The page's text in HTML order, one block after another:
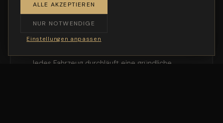
◈
Qualität
Jedes Fahrzeug durchläuft eine gründliche
ALLE AKZEPTIEREN
NUR NOTWENDIGE
Einstellungen anpassen